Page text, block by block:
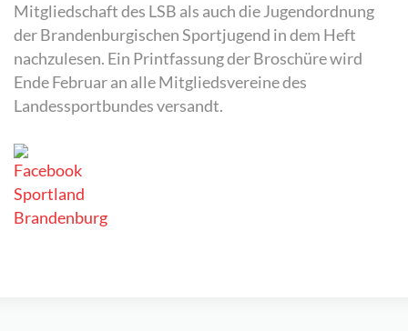
Mitgliedschaft des LSB als auch die Jugendordnung
der Brandenburgischen Sportjugend in dem Heft
nachzulesen. Ein Printfassung der Broschüre wird
Ende Februar an alle Mitgliedsvereine des
Landessportbundes versandt.